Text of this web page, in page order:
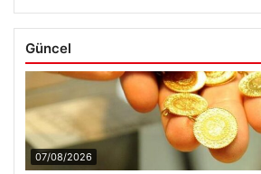
Güncel
07/08/2026